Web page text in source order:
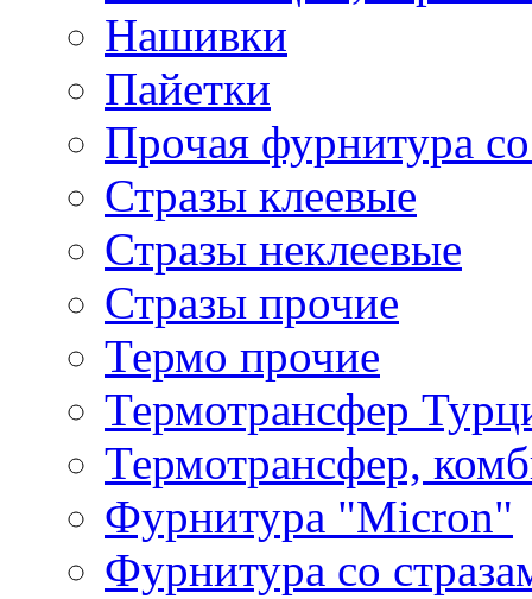
Нашивки
Пайетки
Прочая фурнитура
Стразы клеевые
Стразы неклеевые
Стразы прочие
Термо прочие
Термотрансфер
Термотрансфер,
Фурнитура "Micron"
Фурнитура со